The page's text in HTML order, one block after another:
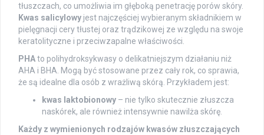
tłuszczach, co umożliwia im głęboką penetrację porów skóry.
Kwas salicylowy jest najczęściej wybieranym składnikiem w
pielęgnacji cery tłustej oraz trądzikowej ze względu na swoje
keratolityczne i przeciwzapalne właściwości.
PHAto polihydroksykwasy o delikatniejszym działaniu niż
AHA i BHA. Mogą być stosowane przez cały rok, co sprawia,
że są idealne dla osób z wrażliwą skórą. Przykładem jest:
kwas laktobionowy – nie tylko skutecznie złuszcza
naskórek, ale również intensywnie nawilża skórę.
Każdy z wymienionych rodzajów kwasów złuszczających